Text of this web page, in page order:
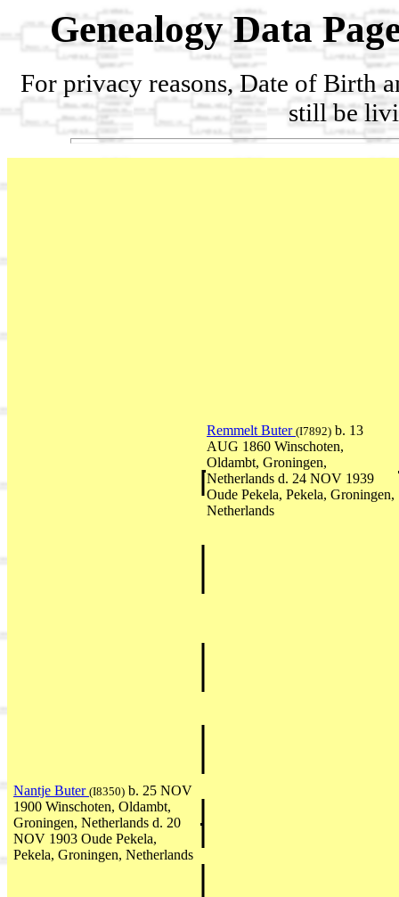
Genealogy Data
For privacy reasons, Date of Birth
still be
Remmelt Buter (I7892) b. 13
AUG 1860 Winschoten,
Oldambt, Groningen,
Netherlands d. 24 NOV 1939
Oude Pekela, Pekela, Groningen,
Netherlands
Nantje Buter (I8350) b. 25 NOV
1900 Winschoten, Oldambt,
Groningen, Netherlands d. 20
NOV 1903 Oude Pekela,
Pekela, Groningen, Netherlands